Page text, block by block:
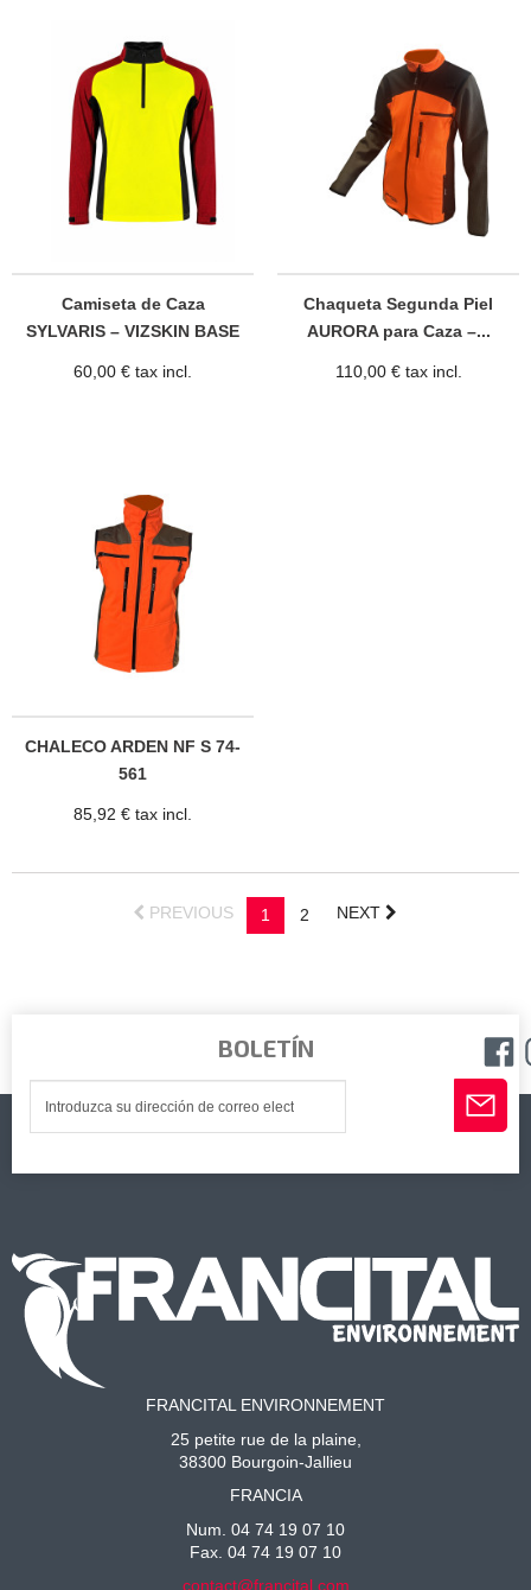
Camiseta de Caza
SYLVARIS – VIZSKIN BASE
60,00 € tax incl.
Chaqueta Segunda Piel
AURORA para Caza –...
110,00 € tax incl.
CHALECO ARDEN NF S 74-
561
85,92 € tax incl.
PREVIOUS 1 2 NEXT
BOLETÍN
FRANCITAL ENVIRONNEMENT
25 petite rue de la plaine,
38300 Bourgoin-Jallieu
FRANCIA
Num. 04 74 19 07 10
Fax. 04 74 19 07 10
contact@francital.com